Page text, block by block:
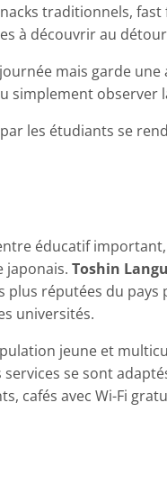
traditionnels,
à découvrir au
mais garde une
simplement observer
les étudiants se
éducatif
japonais.Toshin
plus réputées du
universités.
jeune et
se sont
cafés avec Wi-Fi